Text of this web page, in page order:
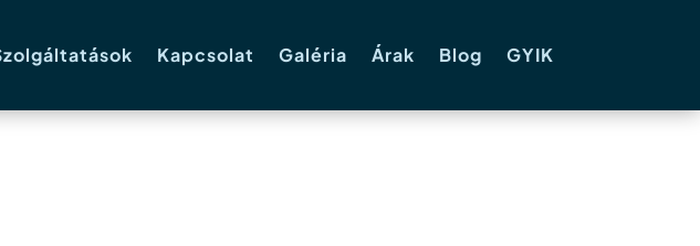
Kapcsolat Galéria Árak Blog GYIK